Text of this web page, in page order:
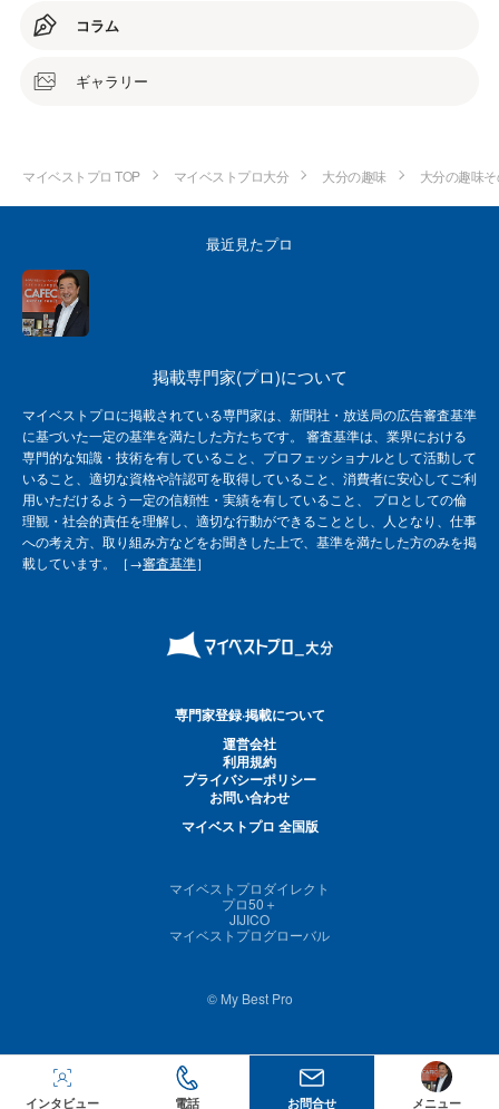
コラム
ギャラリー
マイベストプロ TOP マイベストプロ大分 大分の趣味 大分の趣味
最近見たプロ
掲載専門家(プロ)について
マイベストプロに掲載されている専門家は、新聞社・放送局の広告審査基準
に基づいた一定の基準を満たした方たちです。 審査基準は、業界における
専門的な知識・技術を有していること、プロフェッショナルとして活動して
いること、適切な資格や許認可を取得していること、消費者に安心してご利
用いただけるよう一定の信頼性・実績を有していること、 プロとしての倫
理観・社会的責任を理解し、適切な行動ができることとし、人となり、仕事
への考え方、取り組み方などをお聞きした上で、基準を満たした方のみを掲
載しています。［→審査基準］
専門家登録·掲載について
運営会社
利用規約
プライバシーポリシー
お問い合わせ
マイベストプロ 全国版
マイベストプロダイレクト
プロ50＋
JIJICO
マイベストプログローバル
© My Best Pro
インタビュー 電話 お問合せ メニュー